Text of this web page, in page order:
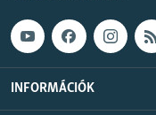
INFORMÁCIÓK